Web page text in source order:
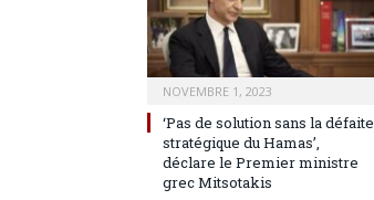
NOVEMBRE 1, 2023
‘Pas de solution sans la défaite
stratégique du Hamas’,
déclare le Premier ministre
grec Mitsotakis